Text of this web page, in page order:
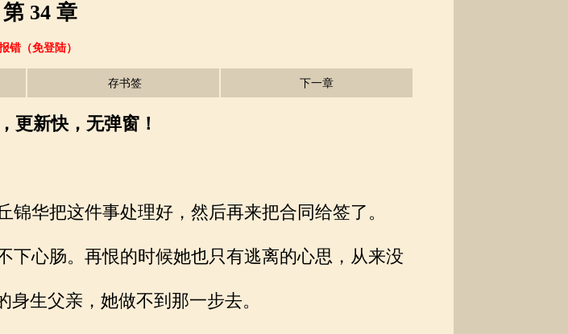
第 34 章
错（免登陆）
存书签 下一章
更新快，无弹窗！
华把这件事处理好，然后再来把合同给签了。
心肠。再恨的时候她也只有逃离的心思，从来没
生父亲，她做不到那一步去。